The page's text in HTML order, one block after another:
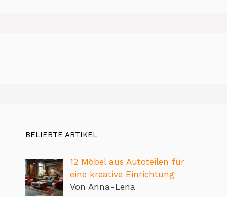
BELIEBTE ARTIKEL
12 Möbel aus Autoteilen für
eine kreative Einrichtung
Von Anna-Lena